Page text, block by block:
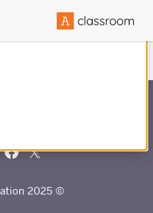
© 2025 Amplify Education